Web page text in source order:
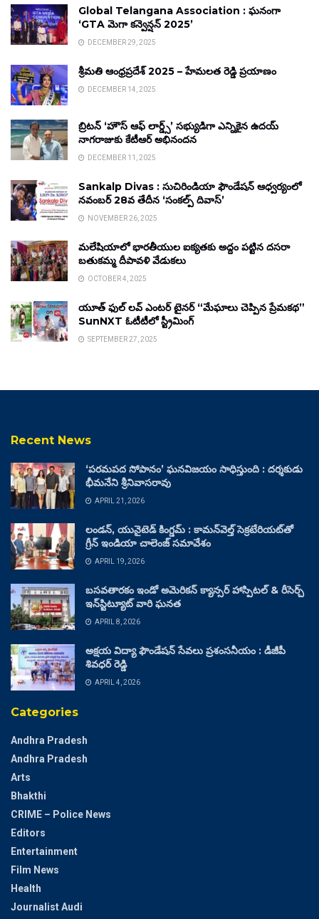
Global Telangana Association : ఘనంగా
‘GTA మెగా కన్వెన్షన్ 2025’
DECEMBER 29, 2025
శ్రీమతి ఆంధ్రప్రదేశ్ 2025 – హేమలత రెడ్డి ప్రయాణం
DECEMBER 14, 2025
బ్రిటన్ ‘హౌస్ ఆఫ్ లార్డ్స్’ సభ్యుడిగా ఎన్నికైన ఉదయ్
నాగరాజుకు కేటీఆర్ అభినందన
DECEMBER 11, 2025
Sankalp Divas : సుచిరిండియా ఫౌండేషన్ ఆధ్వర్యంలో
నవంబర్ 28వ తేదీన ‘సంకల్ప్ దివాస్’
NOVEMBER 26, 2025
మలేషియాలో భారతీయుల ఐక్యతకు అద్దం పట్టిన దసరా
బతుకమ్మ దీపావళి వేడుకలు
OCTOBER 4, 2025
యూత్ ఫుల్ లవ్ ఎంటర్ టైనర్ “మేఘాలు చెప్పిన ప్రేమకథ”
SunNXT ఓటీటీలో స్ట్రీమింగ్
SEPTEMBER 27, 2025
Recent News
‘పరమపద సోపానం’ ఘనవిజయం సాధిస్తుంది : దర్శకుడు
భీమనేని శ్రీనివాసరావు
APRIL 21, 2026
లండన్, యునైటెడ్ కింగ్డమ్ : కామన్‌వెల్త్ సెక్రటేరియట్‌తో
గ్రీన్ ఇండియా చాలెంజ్ సమావేశం
APRIL 19, 2026
బసవతారకం ఇండో అమెరికన్ క్యాన్సర్ హాస్పిటల్ & రీసెర్చ్
ఇన్‌స్టిట్యూట్ వారి ఘనత
APRIL 8, 2026
అక్షయ విద్యా ఫౌండేషన్ సేవలు ప్రశంసనీయం : డీజీపీ
శివధర్ రెడ్డి
APRIL 4, 2026
Categories
Andhra Pradesh
Andhra Pradesh
Arts
Bhakthi
CRIME – Police News
Editors
Entertainment
Film News
Health
Journalist Audi